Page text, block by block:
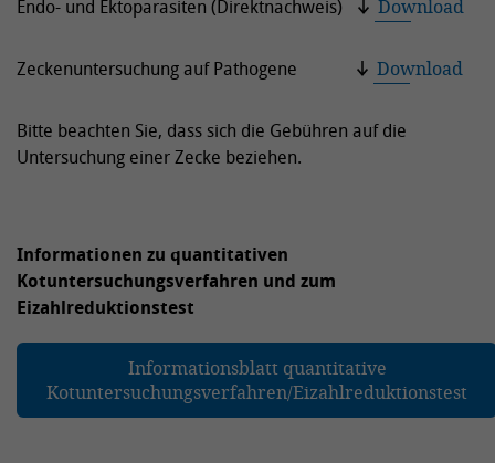
Endo- und Ektoparasiten (Direktnachweis)
Download
Zeckenuntersuchung auf Pathogene Download
Bitte beachten Sie, dass sich die Gebühren auf die
Untersuchung einer Zecke beziehen.
Informationen zu quantitativen
Kotuntersuchungsverfahren und zum
Eizahlreduktionstest
Informationsblatt quantitative
Kotuntersuchungsverfahren/Eizahlreduktionstest